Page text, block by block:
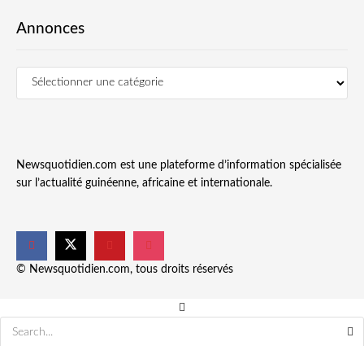
Annonces
Newsquotidien.com est une plateforme d’information spécialisée
sur l’actualité guinéenne, africaine et internationale.
© Newsquotidien.com, tous droits réservés